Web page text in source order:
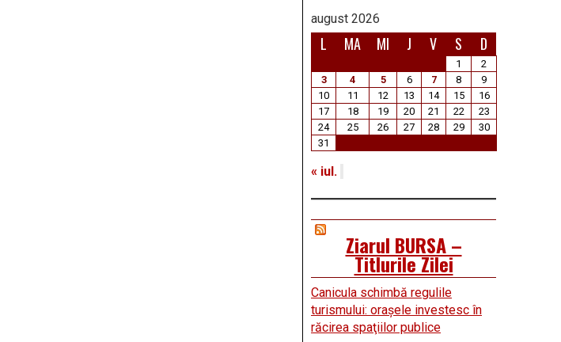
august 2026
L MA MI J V S D
1
2
3
4 5 6 7 8
9
10
11 12 13 14 15
16
17
18 19 20 21 22
23
24
25 26 27 28 29
30
31
« iul.
Ziarul BURSA –
Titlurile Zilei
Canicula schimbă regulile
turismului: oraşele investesc în
răcirea spaţiilor publice